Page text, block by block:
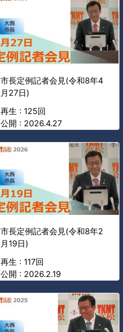
市長定例記者会見(令和8年4
月27日)
再生 : 125回
公開 : 2026.4.27
市長定例記者会見(令和8年2
月19日)
再生 : 117回
公開 : 2026.2.19